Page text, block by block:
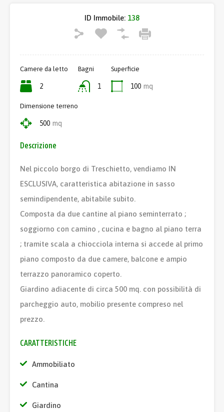
ID Immobile: 138
Camere da letto
2
Bagni
1
Superficie
100 mq
Dimensione terreno
500 mq
Descrizione
Nel piccolo borgo di Treschietto, vendiamo IN
ESCLUSIVA, caratteristica abitazione in sasso
semindipendente, abitabile subito.
Composta da due cantine al piano seminterrato ;
soggiorno con camino , cucina e bagno al piano terra
; tramite scala a chiocciola interna si accede al primo
piano composto da due camere, balcone e ampio
terrazzo panoramico coperto.
Giardino adiacente di circa 500 mq. con possibilità di
parcheggio auto, mobilio presente compreso nel
prezzo.
CARATTERISTICHE
Ammobiliato
Cantina
Giardino